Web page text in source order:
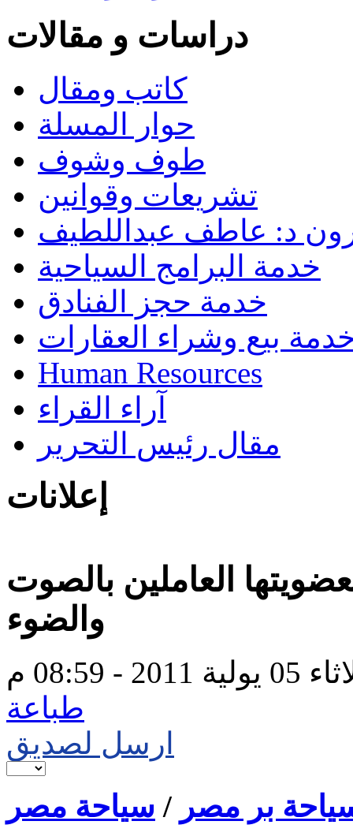
دراسات و مقالات
كاتب ومقال
حوار المسلة
طوف وشوف
تشريعات وقوانين
د: عاطف عبداللطيف
خدمة البرامج السياحية
خدمة حجز الفنادق
بيع وشراء العقارات
Human Resources
آراء القراء
مقال رئيس التحرير
إعلانات
العاملين بالصوت
والضوء
2011 - 08:59 م
طباعة
ارسل لصديق
بر مصر / سياحة مصر